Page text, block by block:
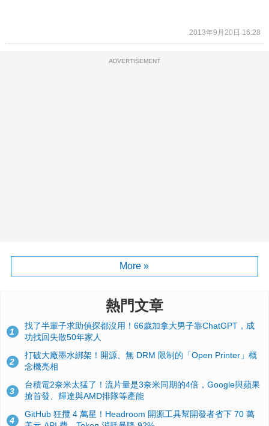
2013年9月20日 16:28
ADVERTISEMENT
More »
熱門文章
1
找了半輩子求助偵探都沒用！66歲加拿大男子靠ChatGPT，成
功找回失散50年家人
2
打破大廠墨水綁架！開源、無 DRM 限制的「Open Printer」概
念機亮相
3
台積電2奈米太猛了！流片量是3奈米同期的4倍，Google與蘋果
搶首發、輝達與AMD排隊等產能
4
GitHub 狂攬 4 萬星！Headroom 開源工具幫開發者省下 70 萬